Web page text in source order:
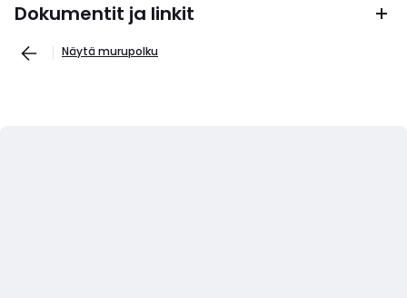
Dokumentit ja linkit
Näytä murupolku